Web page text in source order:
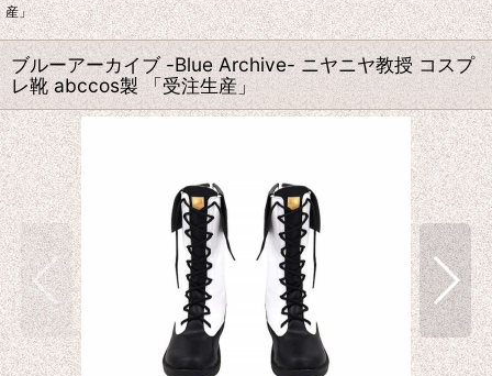
産」
ブルーアーカイブ -Blue Archive- ニヤニヤ教授 コスプ
レ靴 abccos製 「受注生産」